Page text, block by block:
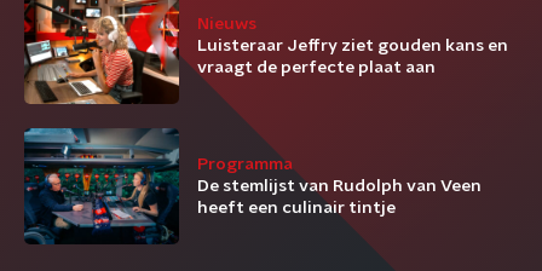
Nieuws
Luisteraar Jeffry ziet gouden kans en
vraagt de perfecte plaat aan
Programma
De stemlijst van Rudolph van Veen
heeft een culinair tintje